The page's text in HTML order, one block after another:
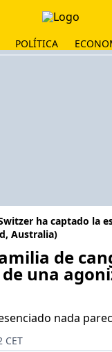
POLÍTICA
ha captado la
Australia)
de
de una
nada
CET